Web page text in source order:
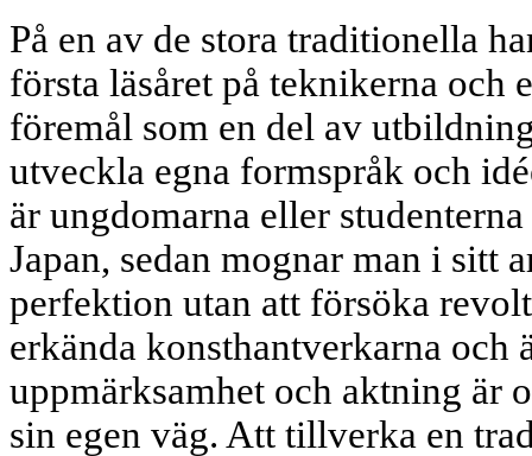
På en av de stora traditionella
första läsåret på teknikerna och
föremål som en del av
utveckla egna formspråk och
är ungdomarna eller
Japan, sedan mognar man i sitt
perfektion utan att försöka
erkända konsthantverkarna och
uppmärksamhet och aktning är
sin egen väg. Att tillverka en